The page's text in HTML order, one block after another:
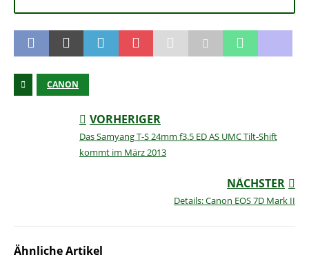
CANON
VORHERIGER
Das Samyang T-S 24mm f3.5 ED AS UMC Tilt-Shift
kommt im März 2013
NÄCHSTER
Details: Canon EOS 7D Mark II
Ähnliche Artikel